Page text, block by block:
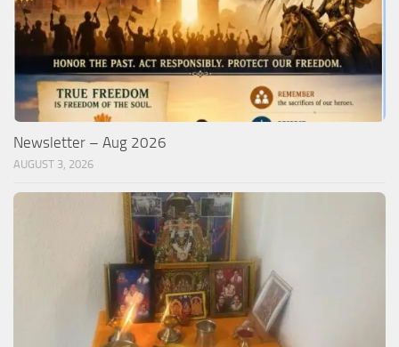
Newsletter – Aug 2026
AUGUST 3, 2026